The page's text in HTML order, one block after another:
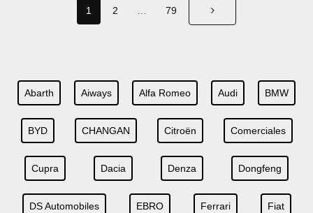
1 2 … 79
Abarth Aiways Alfa Romeo Audi BMW
BYD CHANGAN Citroën Comerciales
Cupra Dacia Denza Dongfeng
DS Automobiles EBRO Ferrari Fiat